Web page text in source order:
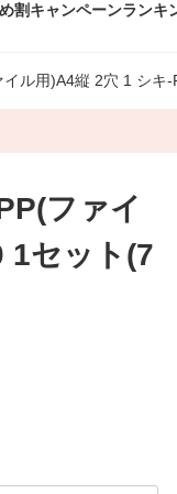
割キャンペーンランキ
ル用)A4縦 2穴 1 シキ
ファイ
1セット(7